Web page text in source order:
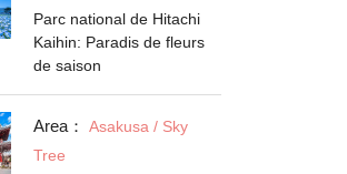
Parc national de Hitachi
Kaihin: Paradis de fleurs
de saison
Area：
Asakusa / Sky
Tree